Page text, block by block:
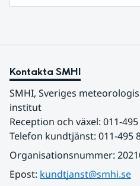
Kontakta SMHI
SMHI, Sveriges
institut
Reception och växel: 011-
Telefon kundtjänst: 011-495
Organisationsnummer:
Epost: kundtjanst@smhi.se